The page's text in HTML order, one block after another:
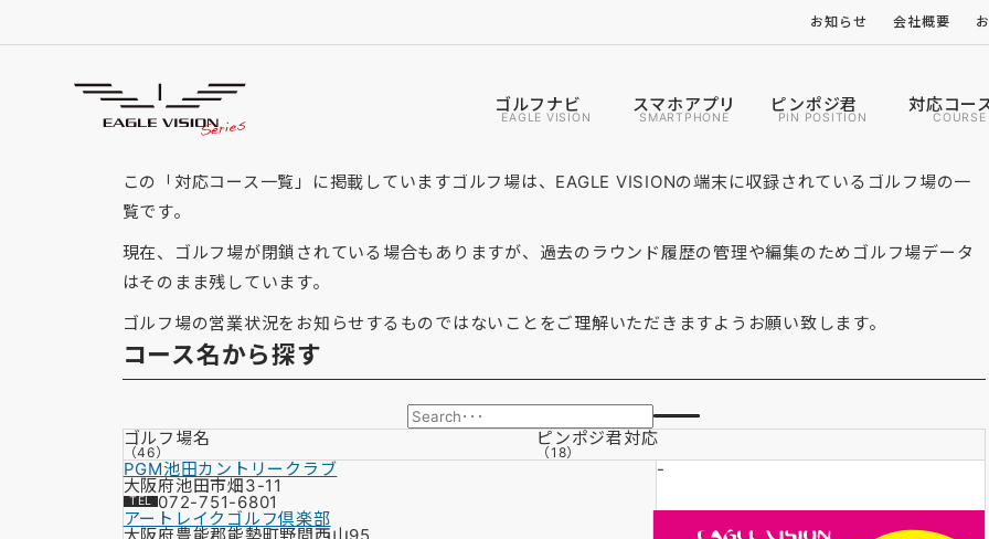
お知らせ 会社概要
ゴルフナビ
EAGLE VISION
スマホアプリ
SMARTPHONE
ピンポジ君
PIN POSITION
対応コー
COURSE
「大阪府」の対応コース
GOLF COURSE
この「対応コース一覧」に掲載していますゴルフ場は、EAGLE VISIONの端末に収録されているゴルフ場の一
覧です。
現在、ゴルフ場が閉鎖されている場合もありますが、過去のラウンド履歴の管理や編集のためゴルフ場データ
はそのまま残しています。
ゴルフ場の営業状況をお知らせするものではないことをご理解いただきますようお願い致します。
コース名から探す
ゴルフ場名
（46）
ピンポジ君対応
（18）
PGM池田カントリークラブ
大阪府池田市畑3-11
072-751-6801
-
アートレイクゴルフ倶楽部
大阪府豊能郡能勢町野間西山95